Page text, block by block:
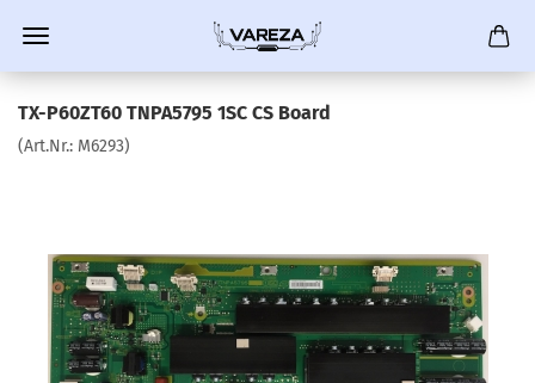
TX-P60ZT60 TNPA5795 1SC CS Board
(Art.Nr.: M6293)